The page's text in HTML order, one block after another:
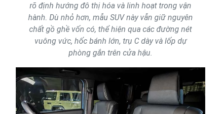
rõ định hướng đô thị hóa và linh hoạt trong vận
hành. Dù nhỏ hơn, mẫu SUV này vẫn giữ nguyên
chất gồ ghề vốn có, thể hiện qua các đường nét
vuông vức, hốc bánh lớn, trụ C dày và lốp dự
phòng gắn trên cửa hậu.